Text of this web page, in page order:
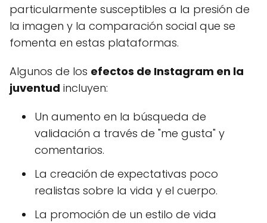
particularmente susceptibles a la presión de
la imagen y la comparación social que se
fomenta en estas plataformas.
Algunos de los efectos de Instagram en la
juventud incluyen:
Un aumento en la búsqueda de
validación a través de "me gusta" y
comentarios.
La creación de expectativas poco
realistas sobre la vida y el cuerpo.
La promoción de un estilo de vida